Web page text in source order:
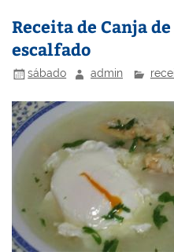
Receita de Canja
escalfado
sábado admin